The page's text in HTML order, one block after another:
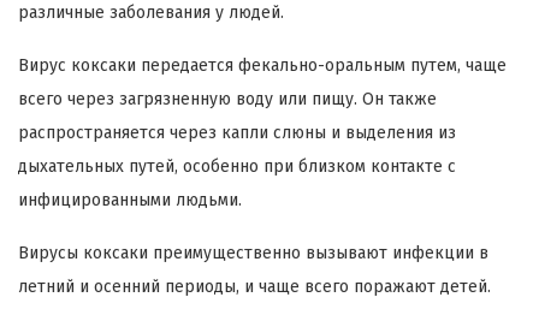
различные заболевания у людей.
Вирус коксаки передается фекально-оральным путем, чаще
всего через загрязненную воду или пищу. Он также
распространяется через капли слюны и выделения из
дыхательных путей, особенно при близком контакте с
инфицированными людьми.
Вирусы коксаки преимущественно вызывают инфекции в
летний и осенний периоды, и чаще всего поражают детей.